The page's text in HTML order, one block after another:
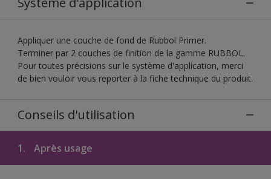
Appliquer une couche de fond de Rubbol Primer.
Terminer par 2 couches de finition de la gamme RUBBOL.
Pour toutes précisions sur le système d'application, merci
de bien vouloir vous reporter à la fiche technique du produit.
Conseils d'utilisation
1. Après usage